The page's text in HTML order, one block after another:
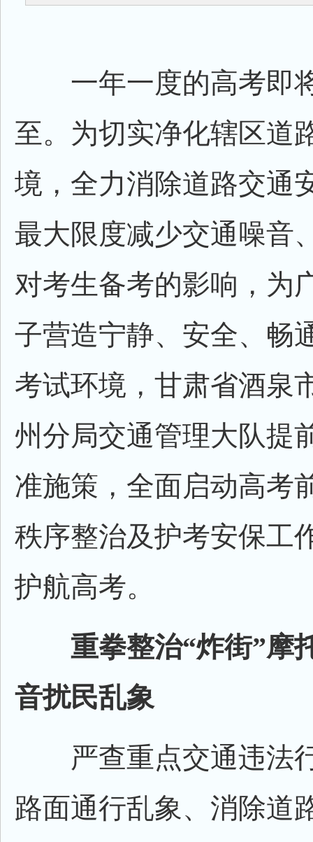
一年一度的高考即
至。为切实净化辖区道
境，全力消除道路交通
最大限度减少交通噪音
对考生备考的影响，为
子营造宁静、安全、畅
考试环境，甘肃省酒泉
州分局交通管理大队提
准施策，全面启动高考
秩序整治及护考安保工
护航高考。
重拳整治“炸街”摩
音扰民乱象
严查重点交通违法
路面通行乱象、消除道